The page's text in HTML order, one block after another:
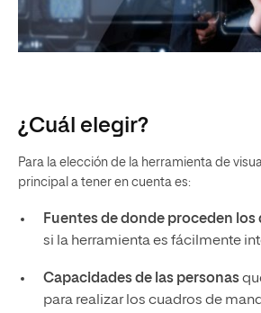
¿Cuál elegir?
Para la elección de la herramienta de
principal a tener en cuenta es:
Fuentes de donde proceden los
si la herramienta es fácilmente
Capacidades de las personas
para realizar los cuadros de